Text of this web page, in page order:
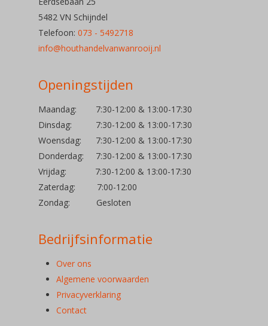
5482 VN Schijndel
Telefoon: 073 - 5492718
info@houthandelvanwanrooij.nl
Openingstijden
Maandag: 7:30-12:00 & 13:00-17:30
Dinsdag: 7:30-12:00 & 13:00-17:30
Woensdag: 7:30-12:00 & 13:00-17:30
Donderdag: 7:30-12:00 & 13:00-17:30
Vrijdag: 7:30-12:00 & 13:00-17:30
Zaterdag: 7:00-12:00
Zondag: Gesloten
Bedrijfsinformatie
Over ons
Algemene voorwaarden
Privacyverklaring
Contact